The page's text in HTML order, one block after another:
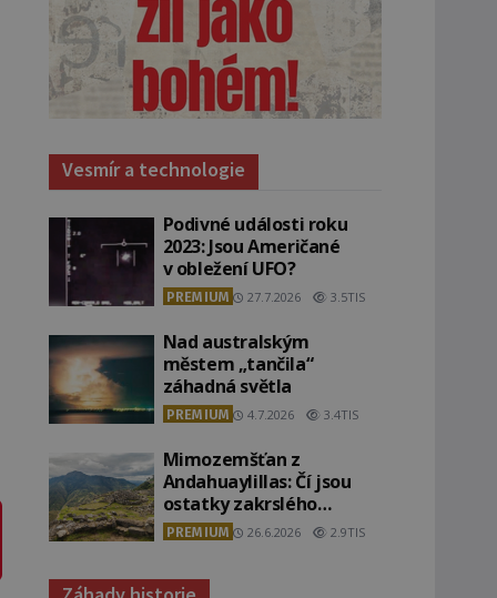
Vesmír a technologie
Podivné události roku
2023: Jsou Američané
v obležení UFO?
PREMIUM 27.7.2026 3.5TIS
Nad australským
městem „tančila“
záhadná světla
PREMIUM 4.7.2026 3.4TIS
Mimozemšťan z
Andahuaylillas: Čí jsou
ostatky zakrslého
stvoření s ohromnou
lebkou?
PREMIUM 26.6.2026 2.9TIS